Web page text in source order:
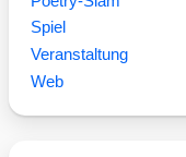
Spiel
Veranstaltung
Web